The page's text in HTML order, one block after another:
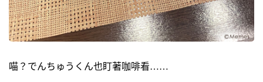
喵？でんちゅうくん也盯著咖啡看……